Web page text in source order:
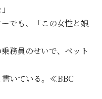
でも、「この女性と娘
務員のせいで、ペット
書いている。≪BBC